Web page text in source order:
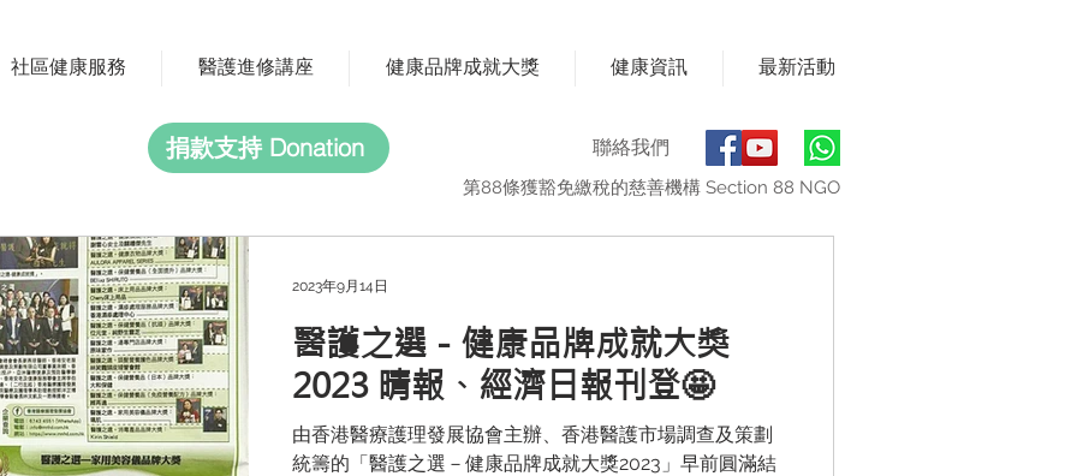
社區健康服務 醫護進修講座 健康品牌成就大獎 健康資訊 最新活動
捐款支持 Donation 聯絡我們
第88條獲豁免繳稅的慈善機構 Section 88 NGO
醫護之選－健康品牌成就大獎
2023 晴報、經濟日報刊登🤩
由香港醫療護理發展協會主辦、香港醫護市場調查及策劃
統籌的「醫護之選－健康品牌成就大獎2023」早前圓滿結
2023年9月14日